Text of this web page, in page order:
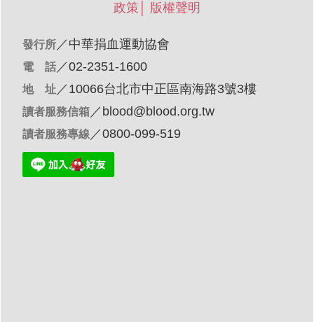
政策
版權聲明
發行所／ 中華捐血運動協會
電 話／02-2351-1600
地 址／10066台北市中正區南海路3號3樓
讀者服務信箱／ blood@blood.org.tw
讀者服務專線 ／0800-099-519